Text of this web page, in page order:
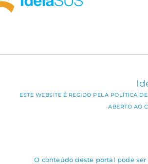
ESTE WEBSITE É REGIDO PELA POLÍTICA
ABERTO AO
O conteúdo deste portal pode